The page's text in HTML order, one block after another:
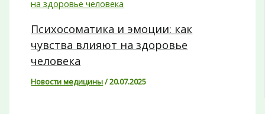
Психосоматика и эмоции: как
чувства влияют на здоровье
человека
Новости медицины/20.07.2025